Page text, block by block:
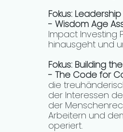
Fokus: Leadership
- Wisdom Age
Impact Investing
hinausgeht und
Fokus: Building
- The Code for
die
der Interessen
der
Arbeitern und
operiert.